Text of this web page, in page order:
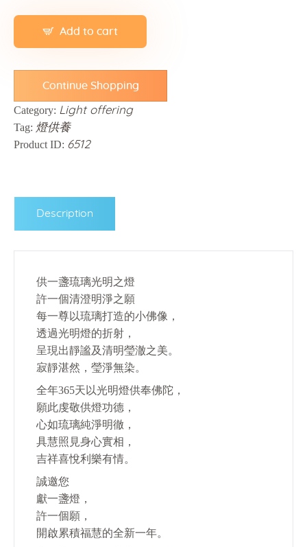
Add to cart
Continue Shopping
Category: Light offering
Tag: 燈供養
Product ID: 6512
Description
供一盞琉璃光明之燈
許一個清澄明淨之願
每一尊以琉璃打造的小佛像，
透過光明燈的折射，
呈現出靜謐及清明瑩澈之美。
寂靜湛然，瑩淨無染。
全年365天以光明燈供奉佛陀，
願此虔敬供燈功德，
心如琉璃純淨明徹，
具慧照見身心實相，
吉祥喜悅利樂有情。
誠邀您
獻一盞燈，
許一個願，
開啟累積福慧的全新一年。